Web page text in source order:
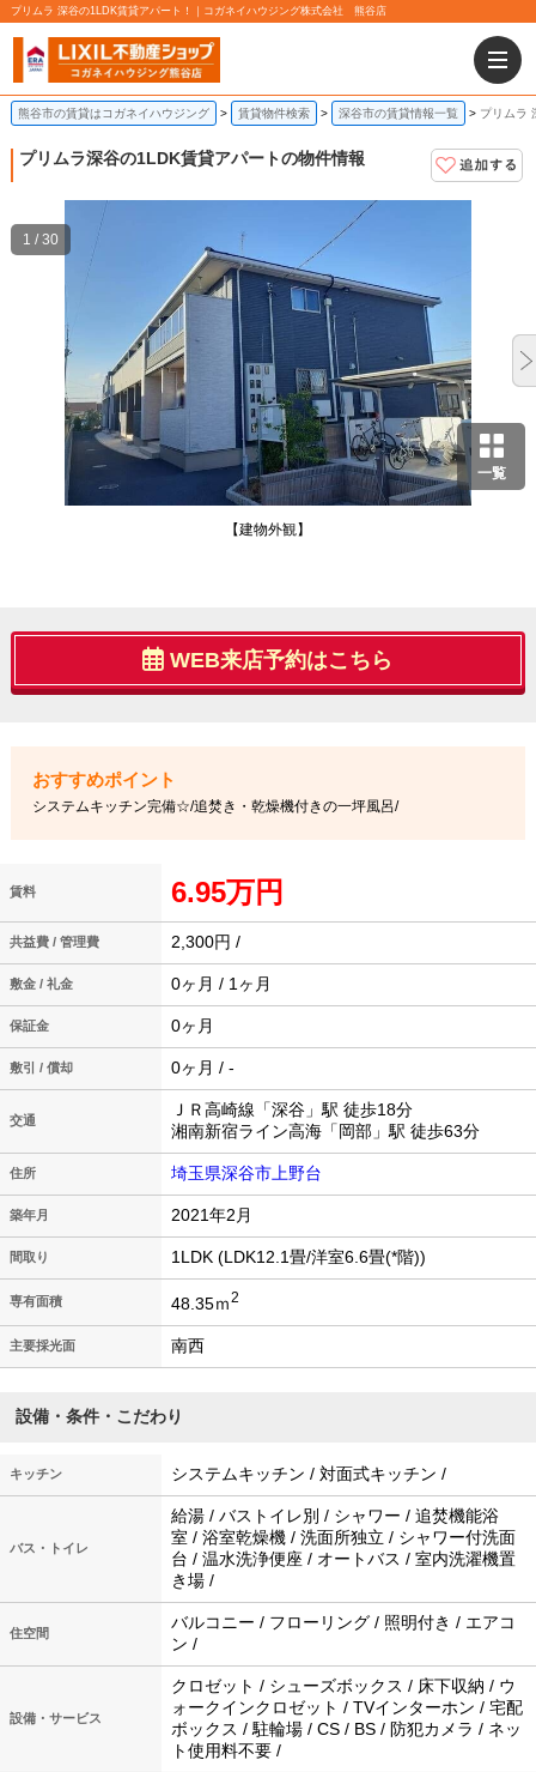
プリムラ 深谷の1LDK賃貸アパート！｜コガネイハウジング株式会社 熊谷店
熊谷市の賃貸はコガネイハウジング 賃貸物件検索 深谷市の賃貸情報一覧 プリムラ
プリムラ深谷の1LDK賃貸アパートの物件情報
一覧
【建物外観】
1 / 30
WEB来店予約はこちら
システムキッチン完備☆/追焚き・乾燥機付きの一坪風呂/
賃料 6.95万円
共益費 / 管理費 2,300円 /
敷金 / 礼金 0ヶ月 / 1ヶ月
保証金 0ヶ月
敷引 / 償却 0ヶ月 / -
交通
ＪＲ高崎線「深谷」駅 徒歩18分
湘南新宿ライン高海「岡部」駅 徒歩63分
住所 埼玉県深谷市上野台
築年月 2021年2月
間取り 1LDK (LDK12.1畳/洋室6.6畳(*階))
専有面積 48.35ｍ2
主要採光面 南西
設備・条件・こだわり
キッチン システムキッチン / 対面式キッチン /
バス・トイレ
給湯 / バストイレ別 / シャワー / 追焚機能浴
室 / 浴室乾燥機 / 洗面所独立 / シャワー付洗面
台 / 温水洗浄便座 / オートバス / 室内洗濯機置
き場 /
住空間
バルコニー / フローリング / 照明付き / エアコ
ン /
設備・サービス
クロゼット / シューズボックス / 床下収納 / ウ
ォークインクロゼット / TVインターホン / 宅配
ボックス / 駐輪場 / CS / BS / 防犯カメラ / ネッ
ト使用料不要 /